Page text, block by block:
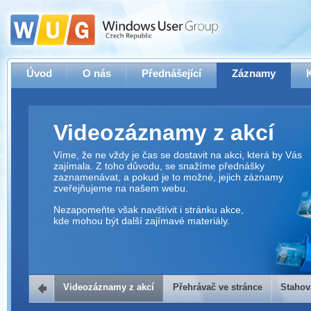
Úvod O nás Přednášející Záznamy
Videozáznamy z akcí
Víme, že ne vždy je čas se dostavit na akci, která by Vás
zajímala. Z toho důvodu, se snažíme přednášky
zaznamenávat, a pokud je to možné, jejich záznamy
zveřejňujeme na našem webu.
Nezapomeňte však navštívit i stránku akce,
kde mohou být další zajímavé materiály.
Přehrávač ve stránce
Videozáznamy z akcí Přehrávač ve stránce